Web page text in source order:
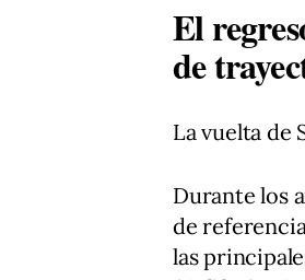
El
de
La vuelta de
Durante los
de
las